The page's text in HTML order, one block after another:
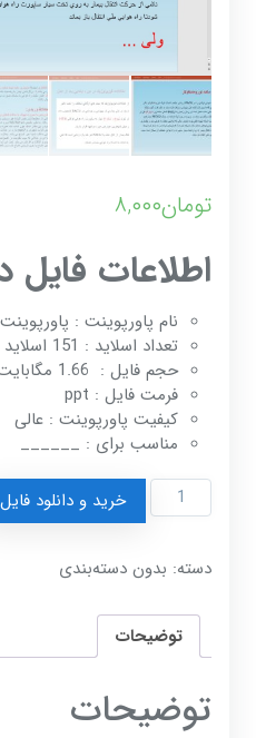
تومان۸,۰۰۰
اطلاعات فایل
نام پاورپوینت :
تعداد اسلاید : 151 اسلاید
حجم فایل : 1.66 مگابایت
فرمت فایل : ppt
کیفیت پاورپوینت : عالی
مناسب برای : ______
پاورپوینت
ریکاوری
از
عدد
خرید و دانلود فایل
دسته: بدون دسته‌بندی
توضیحات
توضیحات